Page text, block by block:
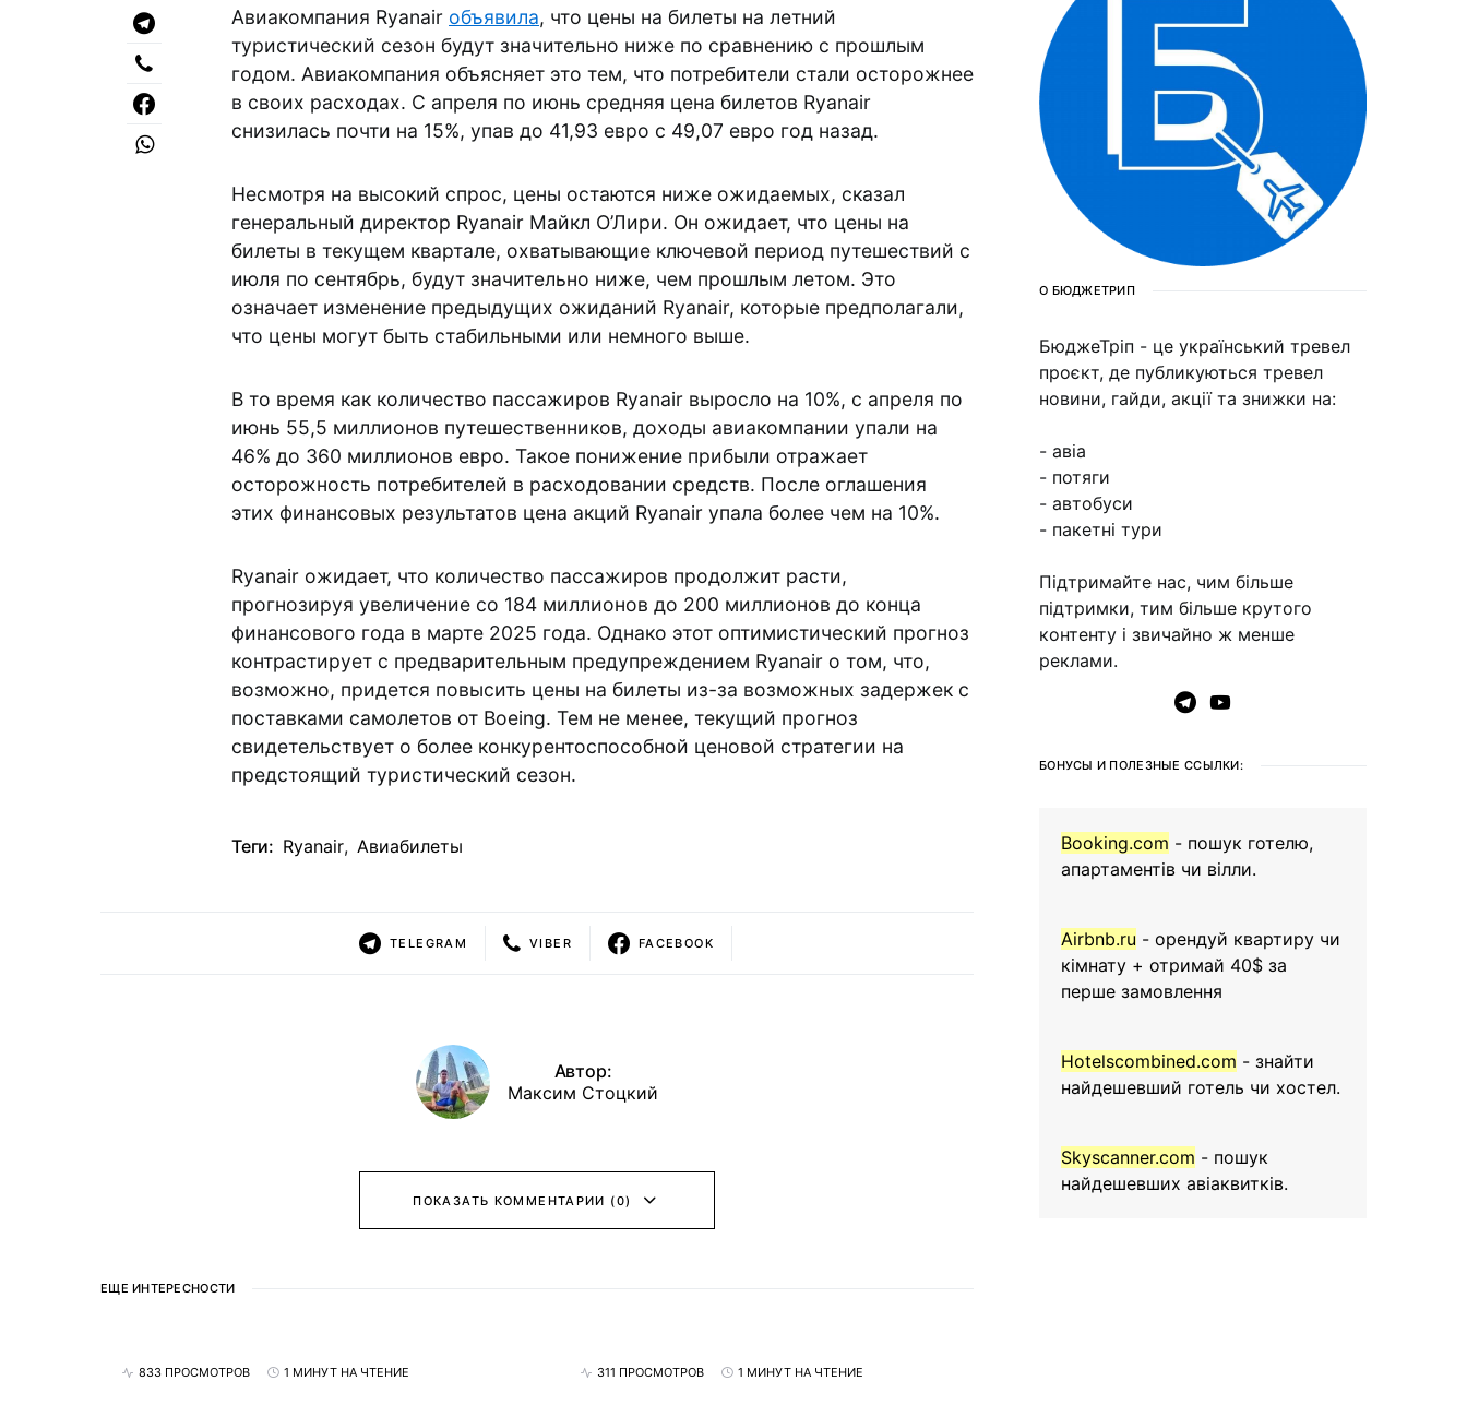
Авиакомпания Ryanair объявила, что цены на билеты на летний
туристический сезон будут значительно ниже по сравнению с прошлым
годом. Авиакомпания объясняет это тем, что потребители стали осторожнее
в своих расходах. С апреля по июнь средняя цена билетов Ryanair
снизилась почти на 15%, упав до 41,93 евро с 49,07 евро год назад.
Несмотря на высокий спрос, цены остаются ниже ожидаемых, сказал
генеральный директор Ryanair Майкл О’Лири. Он ожидает, что цены на
билеты в текущем квартале, охватывающие ключевой период путешествий с
июля по сентябрь, будут значительно ниже, чем прошлым летом. Это
означает изменение предыдущих ожиданий Ryanair, которые предполагали,
что цены могут быть стабильными или немного выше.
В то время как количество пассажиров Ryanair выросло на 10%, с апреля по
июнь 55,5 миллионов путешественников, доходы авиакомпании упали на
46% до 360 миллионов евро. Такое понижение прибыли отражает
осторожность потребителей в расходовании средств. После оглашения
этих финансовых результатов цена акций Ryanair упала более чем на 10%.
Ryanair ожидает, что количество пассажиров продолжит расти,
прогнозируя увеличение со 184 миллионов до 200 миллионов до конца
финансового года в марте 2025 года. Однако этот оптимистический прогноз
контрастирует с предварительным предупреждением Ryanair о том, что,
возможно, придется повысить цены на билеты из-за возможных задержек с
поставками самолетов от Boeing. Тем не менее, текущий прогноз
свидетельствует о более конкурентоспособной ценовой стратегии на
предстоящий туристический сезон.
Теги: Ryanair, Авиабилеты
TELEGRAM VIBER FACEBOOK
Автор:
Максим Стоцкий
ПОКАЗАТЬ КОММЕНТАРИИ (0)
ЕЩЕ ИНТЕРЕСНОСТИ
833 ПРОСМОТРОВ 1 МИНУТ НА ЧТЕНИЕ 311 ПРОСМОТРОВ 1 МИНУТ НА ЧТЕНИЕ
О БЮДЖЕТРИП
БюджеТріп - це український тревел
проєкт, де публикуються тревел
новини, гайди, акції та знижки на:
- авіа
- потяги
- автобуси
- пакетні тури
Підтримайте нас, чим більше
підтримки, тим більше крутого
контенту і звичайно ж менше
реклами.
БОНУСЫ И ПОЛЕЗНЫЕ ССЫЛКИ:
Booking.com - пошук готелю,
апартаментів чи вілли.
Airbnb.ru - орендуй квартиру чи
кімнату + отримай 40$ за
перше замовлення
Hotelscombined.com - знайти
найдешевший готель чи хостел.
Skyscanner.com - пошук
найдешевших авіаквитків.